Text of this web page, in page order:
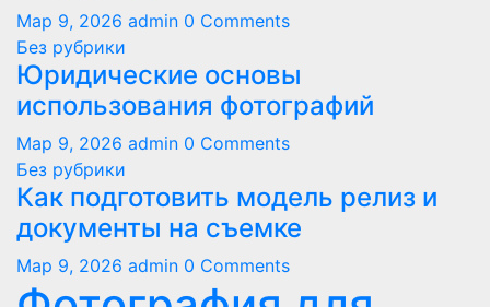
Мар 9, 2026 admin 0 Comments
Без рубрики
Юридические основы
использования фотографий
Мар 9, 2026 admin 0 Comments
Без рубрики
Как подготовить модель релиз и
документы на съемке
Мар 9, 2026 admin 0 Comments